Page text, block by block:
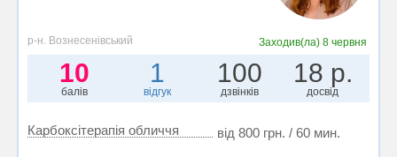
р-н. Вознесенівський Заходив(ла) 8 червня
10
балів
1
відгук
100
дзвінків
18 р.
досвід
Карбоксітерапія обличчя від 800 грн. / 60 мин.